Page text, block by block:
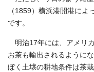
（1859）横浜港開港によ
です。
明治17年には、アメリ
お茶も輸出されるように
ぼく土壌の耕地条件は茶